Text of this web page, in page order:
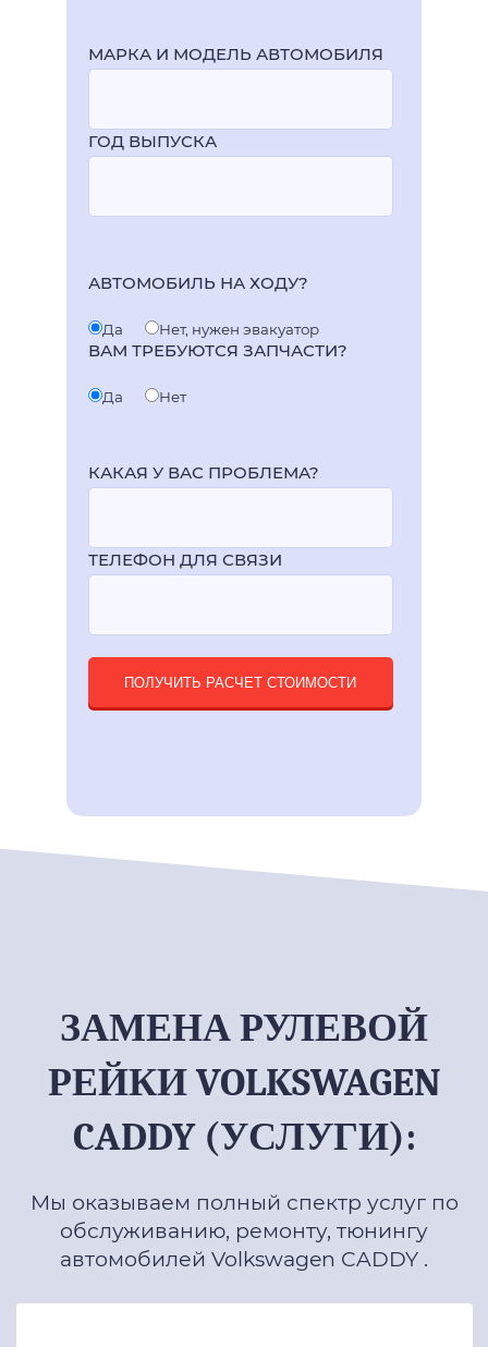
МАРКА И МОДЕЛЬ АВТОМОБИЛЯ
ГОД ВЫПУСКА
АВТОМОБИЛЬ НА ХОДУ?
Да Нет, нужен эвакуатор
ВАМ ТРЕБУЮТСЯ ЗАПЧАСТИ?
Да Нет
КАКАЯ У ВАС ПРОБЛЕМА?
ТЕЛЕФОН ДЛЯ СВЯЗИ
ПОЛУЧИТЬ РАСЧЕТ СТОИМОСТИ
ЗАМЕНА РУЛЕВОЙ
РЕЙКИ VOLKSWAGEN
CADDY (УСЛУГИ):
Мы оказываем полный спектр услуг по
обслуживанию, ремонту, тюнингу
автомобилей Volkswagen CADDY .